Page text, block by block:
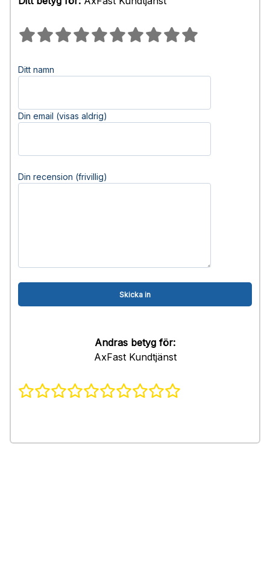
Ditt namn
Din email (visas aldrig)
Din recension (frivillig)
Andras betyg för:
AxFast Kundtjänst